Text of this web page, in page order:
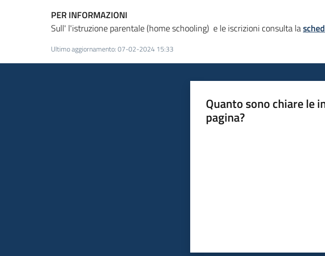
PER INFORMAZIONI
Sull' l'istruzione parentale (home schooling) e le iscrizioni consulta la
Ultimo aggiornamento:07-02-2024 15:33
Quanto sono chiare le
pagina?